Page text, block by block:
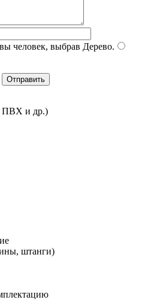
человек, выбрав Дерево.
и др.)
штанги)